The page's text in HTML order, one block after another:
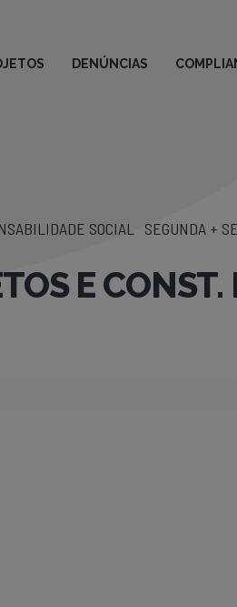
DENÚNCIAS
SOCIAL SEGUNDA +
E CONST.